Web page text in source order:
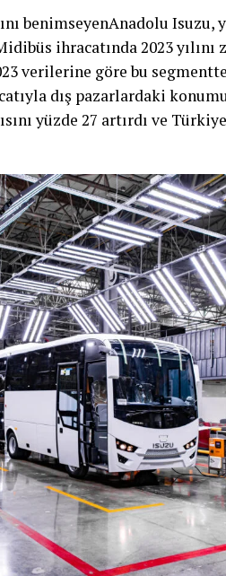
benimseyenAnadolu Isuzu,
ihracatında 2023
verilerine göre bu
dış pazarlardaki
yüzde 27 artırdı ve